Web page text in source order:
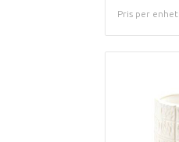
Pris per enhet